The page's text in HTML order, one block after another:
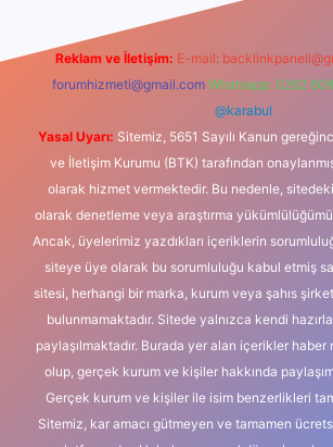
Reklam ve İletişim: E-mail:
forumhizmeti@gmail.com Whatsapp: 0262
@karabul
Yasal Uyarı: Sitemiz, 5651 Sayılı Kanun
ve İletişim Kurumu (BTK) tarafından
olarak hizmet vermektedir. Bu nedenle,
olarak denetleme veya araştırma
Ancak, üyelerimiz yazdıkları içeriklerin
siteye üye olarak bu sorumluluğu kabul etmiş
sitesi, herhangi bir marka, kurum veya şahıs
bulunmamaktadır. Sitede yalnızca kendi
paylaşılmaktadır. Burada yer alan içerikler haber
olup, gerçek kurum ve kişiler hakkında
Gerçek kurum ve kişiler ile isim benzerlikleri
Sitemiz, kar amacı gütmeyen ve tamamen